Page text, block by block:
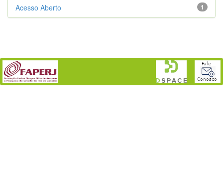
1
Acesso Aberto